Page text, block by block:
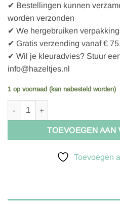
✔ Bestellingen kunnen
worden verzonden
✔ We hergebruiken
✔ Gratis verzending vanaf €
✔ Wil je kleuradvies? Stuur
info@hazeltjes.nl
1 op voorraad (kan nabesteld worden)
Wardrobe By Me Naaipatroon
TOEVOEGEN AAN
Toevoegen